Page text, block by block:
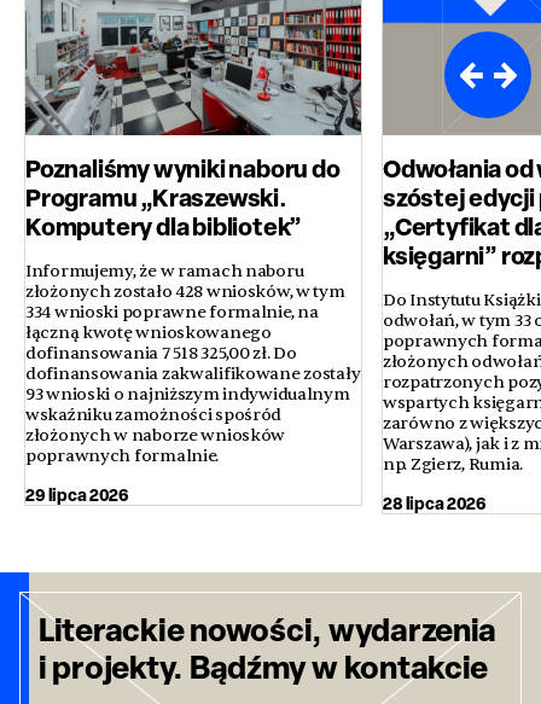
Poznaliśmy wyniki naboru do
Programu „Kraszewski.
Komputery dla bibliotek”
Informujemy, że w ramach naboru
złożonych zostało 428 wniosków, w tym
334 wnioski poprawne formalnie, na
łączną kwotę wnioskowanego
dofinansowania 7 518 325,00 zł. Do
dofinansowania zakwalifikowane zostały
93 wnioski o najniższym indywidualnym
wskaźniku zamożności spośród
złożonych w naborze wniosków
poprawnych formalnie.
29 lipca 2026
Odwołania
szóstej
„Certyfikat
księgarni”
Do Instytutu Książki
odwołań, w tym 33
poprawnych
złożonych
rozpatrzonych
wspartych
zarówno z
Warszawa), jak i z
np. Zgierz, Rumia.
28 lipca 2026
Literackie nowości, wydarzenia
i projekty. Bądźmy w kontakcie